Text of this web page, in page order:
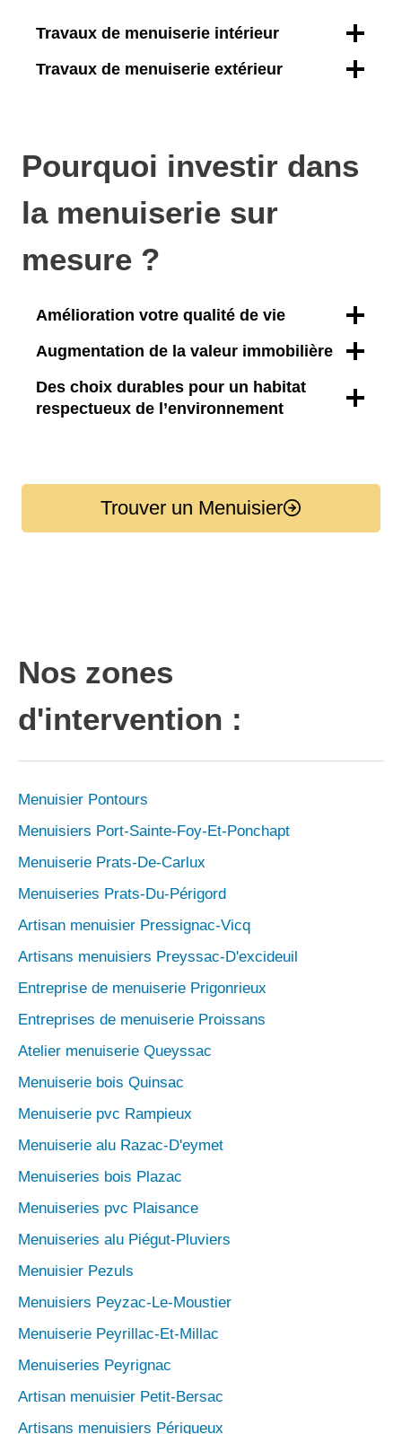
Travaux de menuiserie intérieur
Travaux de menuiserie extérieur
Pourquoi investir dans
la menuiserie sur
mesure ?
Amélioration votre qualité de vie
Augmentation de la valeur immobilière
Des choix durables pour un habitat
respectueux de l’environnement
Trouver un Menuisier
Nos zones
d'intervention :
Menuisier Pontours
Menuisiers Port-Sainte-Foy-Et-Ponchapt
Menuiserie Prats-De-Carlux
Menuiseries Prats-Du-Périgord
Artisan menuisier Pressignac-Vicq
Artisans menuisiers Preyssac-D'excideuil
Entreprise de menuiserie Prigonrieux
Entreprises de menuiserie Proissans
Atelier menuiserie Queyssac
Menuiserie bois Quinsac
Menuiserie pvc Rampieux
Menuiserie alu Razac-D'eymet
Menuiseries bois Plazac
Menuiseries pvc Plaisance
Menuiseries alu Piégut-Pluviers
Menuisier Pezuls
Menuisiers Peyzac-Le-Moustier
Menuiserie Peyrillac-Et-Millac
Menuiseries Peyrignac
Artisan menuisier Petit-Bersac
Artisans menuisiers Périgueux